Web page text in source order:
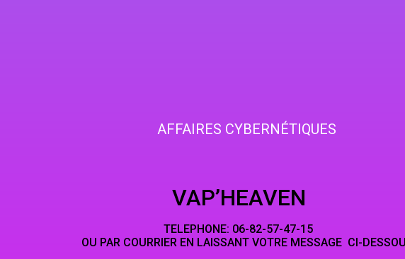
AFFAIRES CYBERNÉTIQUES
06-82-
EN LAISSANT VOTRE MESSAGE CI-